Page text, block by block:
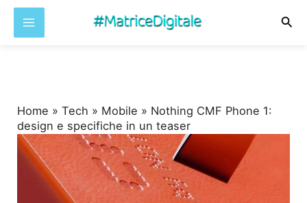
Home »Tech » Mobile » Nothing CMF Phone 1:
design e specifiche in un teaser